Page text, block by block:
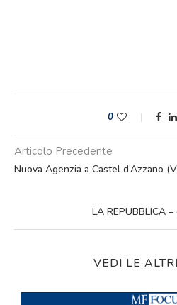
0
Articolo Precedente
Nuova Agenzia a Castel d’Azzano
LA REPUBBLICA
VEDI LE